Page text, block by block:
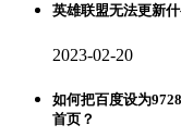
英雄联盟无法更新
2023-02-20
如何把百度设为
首页？